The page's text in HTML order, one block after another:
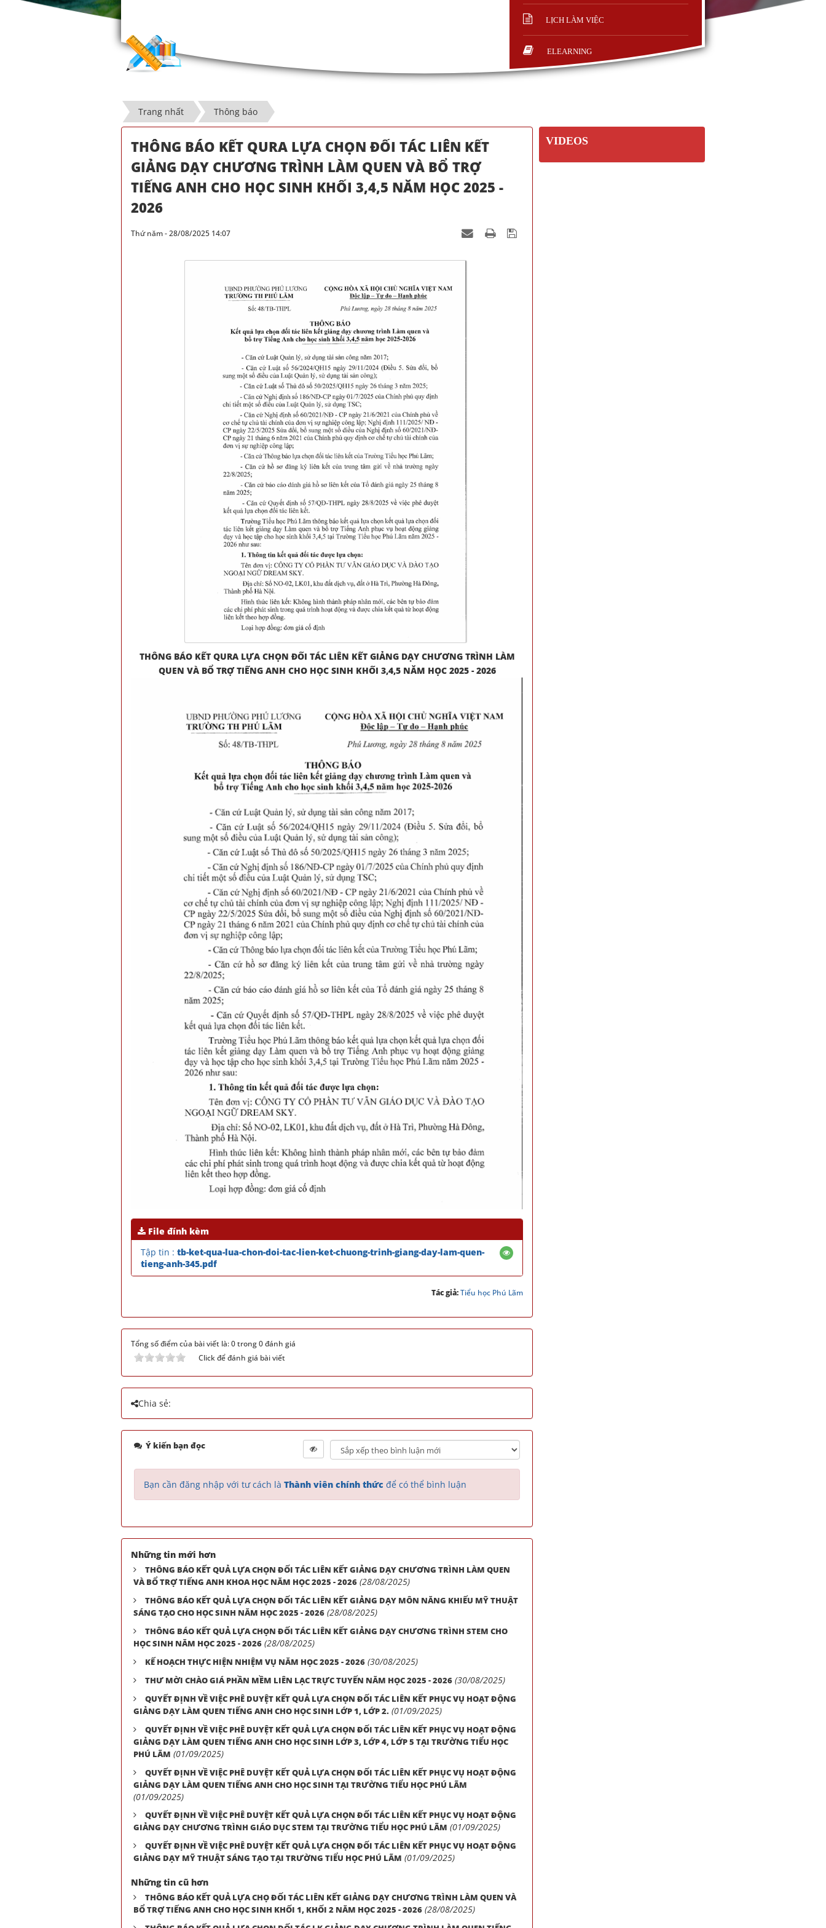
LỊCH LÀM VIỆC
ELEARNING
Trang nhất Thông báo
THÔNG BÁO KẾT QURA LỰA CHỌN ĐỐI TÁC LIÊN KẾT
GIẢNG DẠY CHƯƠNG TRÌNH LÀM QUEN VÀ BỔ TRỢ
TIẾNG ANH CHO HỌC SINH KHỐI 3,4,5 NĂM HỌC 2025 -
2026
Thứ năm - 28/08/2025 14:07
THÔNG BÁO KẾT QURA LỰA CHỌN ĐỐI TÁC LIÊN KẾT GIẢNG DẠY CHƯƠNG TRÌNH LÀM
QUEN VÀ BỔ TRỢ TIẾNG ANH CHO HỌC SINH KHỐI 3,4,5 NĂM HỌC 2025 - 2026
File đính kèm
Tập tin : tb-ket-qua-lua-chon-doi-tac-lien-ket-chuong-trinh-giang-day-lam-quen-
tieng-anh-345.pdf
Tác giả:Tiểu học Phú Lãm
Tổng số điểm của bài viết là: 0 trong 0 đánh giá
Click để đánh giá bài viết
Chia sẻ:
Ý kiến bạn đọc
Bạn cần đăng nhập với tư cách là Thành viên chính thức để có thể bình luận
Những tin mới hơn
THÔNG BÁO KẾT QUẢ LỰA CHỌN ĐỐI TÁC LIÊN KẾT GIẢNG DẠY CHƯƠNG TRÌNH LÀM QUEN
VÀ BỔ TRỢ TIẾNG ANH KHOA HỌC NĂM HỌC 2025 - 2026 (28/08/2025)
THÔNG BÁO KẾT QUẢ LỰA CHỌN ĐỐI TÁC LIÊN KẾT GIẢNG DẠY MÔN NĂNG KHIẾU MỸ THUẬT
SÁNG TẠO CHO HỌC SINH NĂM HỌC 2025 - 2026 (28/08/2025)
THÔNG BÁO KẾT QUẢ LỰA CHỌN ĐỐI TÁC LIÊN KẾT GIẢNG DẠY CHƯƠNG TRÌNH STEM CHO
HỌC SINH NĂM HỌC 2025 - 2026 (28/08/2025)
KẾ HOẠCH THỰC HIỆN NHIỆM VỤ NĂM HỌC 2025 - 2026 (30/08/2025)
THƯ MỜI CHÀO GIÁ PHẦN MỀM LIÊN LẠC TRỰC TUYẾN NĂM HỌC 2025 - 2026 (30/08/2025)
QUYẾT ĐỊNH VỀ VIỆC PHÊ DUYỆT KẾT QUẢ LỰA CHỌN ĐỐI TÁC LIÊN KẾT PHỤC VỤ HOẠT ĐỘNG
GIẢNG DẠY LÀM QUEN TIẾNG ANH CHO HỌC SINH LỚP 1, LỚP 2. (01/09/2025)
QUYẾT ĐỊNH VỀ VIỆC PHÊ DUYỆT KẾT QUẢ LỰA CHỌN ĐỐI TÁC LIÊN KẾT PHỤC VỤ HOẠT ĐỘNG
GIẢNG DẠY LÀM QUEN TIẾNG ANH CHO HỌC SINH LỚP 3, LỚP 4, LỚP 5 TẠI TRƯỜNG TIỂU HỌC
PHÚ LÃM (01/09/2025)
QUYẾT ĐỊNH VỀ VIỆC PHÊ DUYỆT KẾT QUẢ LỰA CHỌN ĐỐI TÁC LIÊN KẾT PHỤC VỤ HOẠT ĐỘNG
GIẢNG DẠY LÀM QUEN TIẾNG ANH CHO HỌC SINH TẠI TRƯỜNG TIỂU HỌC PHÚ LÃM
(01/09/2025)
QUYẾT ĐỊNH VỀ VIỆC PHÊ DUYỆT KẾT QUẢ LỰA CHỌN ĐỐI TÁC LIÊN KẾT PHỤC VỤ HOẠT ĐỘNG
GIẢNG DẠY CHƯƠNG TRÌNH GIÁO DỤC STEM TẠI TRƯỜNG TIỂU HỌC PHÚ LÃM (01/09/2025)
QUYẾT ĐỊNH VỀ VIỆC PHÊ DUYỆT KẾT QUẢ LỰA CHỌN ĐỐI TÁC LIÊN KẾT PHỤC VỤ HOẠT ĐỘNG
GIẢNG DẠY MỸ THUẬT SÁNG TẠO TẠI TRƯỜNG TIỂU HỌC PHÚ LÃM (01/09/2025)
Những tin cũ hơn
THÔNG BÁO KẾT QUẢ LỰA CHỌ ĐỐI TÁC LIÊN KẾT GIẢNG DẠY CHƯƠNG TRÌNH LÀM QUEN VÀ
BỔ TRỢ TIẾNG ANH CHO HỌC SINH KHỐI 1, KHỐI 2 NĂM HỌC 2025 - 2026 (28/08/2025)
VIDEOS